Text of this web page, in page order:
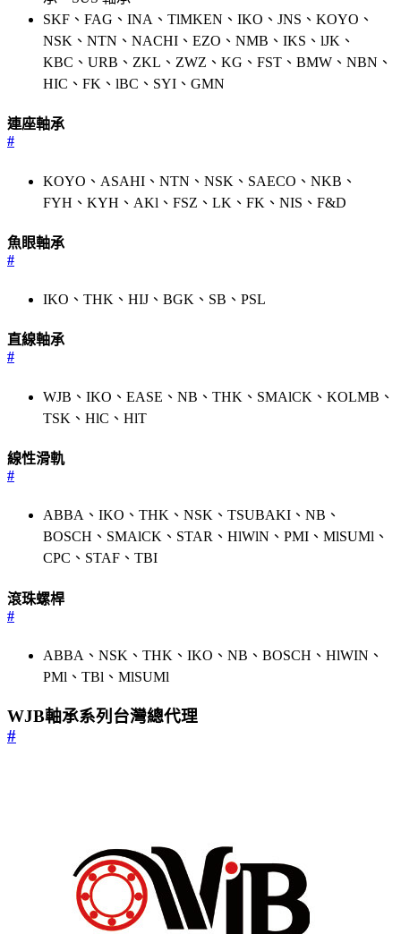
SKF、FAG、INA、TlMKEN、IKO、JNS、KOYO、
NSK、NTN、NACHI、EZO、NMB、IKS、lJK、
KBC、URB、ZKL、ZWZ、KG、FST、BMW、NBN、
HIC、FK、lBC、SYI、GMN
連座軸承
#
KOYO、ASAHI、NTN、NSK、SAECO、NKB、
FYH、KYH、AKl、FSZ、LK、FK、NIS、F&D
魚眼軸承
#
IKO、THK、HIJ、BGK、SB、PSL
直線軸承
#
WJB、IKO、EASE、NB、THK、SMAlCK、KOLMB、
TSK、HlC、HlT
線性滑軌
#
ABBA、IKO、THK、NSK、TSUBAKI、NB、
BOSCH、SMAlCK、STAR、HlWlN、PMI、MlSUMl、
CPC、STAF、TBI
滾珠螺桿
#
ABBA、NSK、THK、IKO、NB、BOSCH、HlWIN、
PMl、TBl、MlSUMl
WJB軸承系列台灣總代理
#